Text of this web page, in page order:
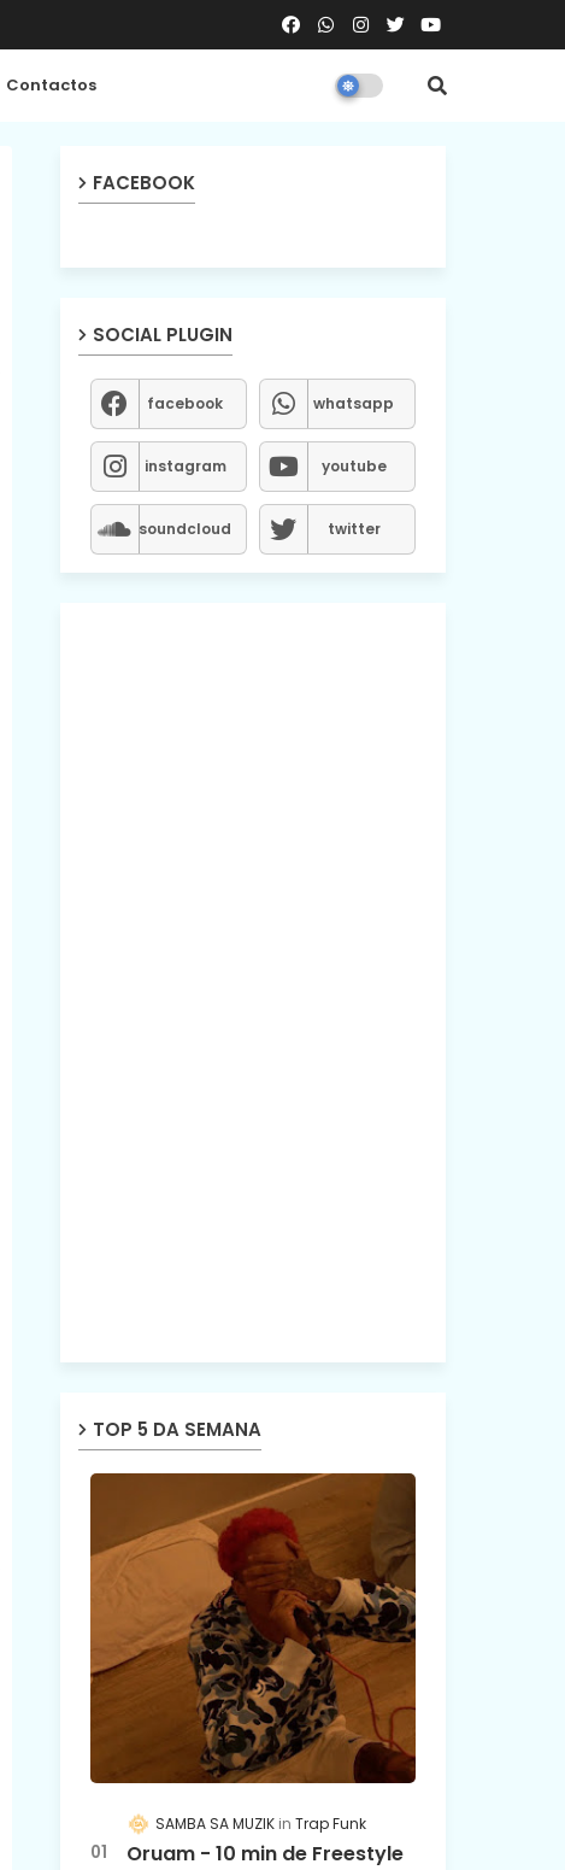
Contactos
FACEBOOK
SOCIAL PLUGIN
facebook whatsapp
instagram youtube
soundcloud twitter
TOP 5 DA SEMANA
SAMBA SA MUZIK Trap Funk
Oruam - 10 min de Freestyle